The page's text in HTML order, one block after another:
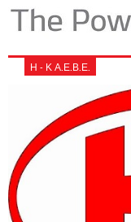
Η - Κ Α.Ε.Β.Ε.